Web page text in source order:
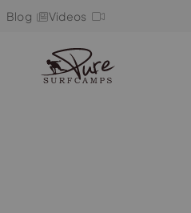
Blog Videos